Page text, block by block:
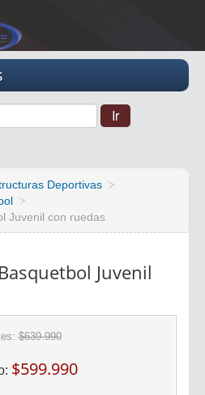
Deportivas
Juvenil con ruedas
Juvenil
$639.990
$599.990